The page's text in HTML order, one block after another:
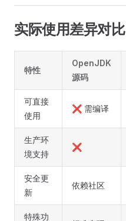
实际使用差异对比
特性
OpenJDK
源码
可直接
使用
❌ 需编译
生产环
境支持
❌
安全更
新
依赖社区
特殊功